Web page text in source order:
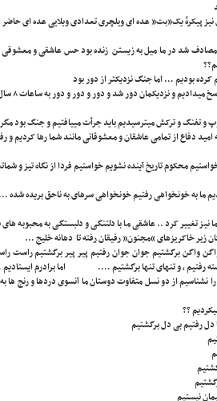
نیز پیکرهٔ یک”بت” عده ای ویلچری تعدادی ویلایی عده ای
شد در ما میل به زیستن زنده بود حس عاشقی و معشوقی
کرده بودیم … اما جنگ نزدیکتر از دور بود
جنگ
و تفنگ و ترکش میترسیدیم باید جرأت مییافتیم و جنگ بود
دفاع از تمامی عاشقان و معشوقانی مانند شما رها کردیم و
محکوم تاریخ آینده نشویم خواستیم فردا از نگاه تیز و
ما به خونخواهی رفتیم خونخواهی سرهای به ناحق بریده شده …
تغییر کرد .. عاشقی ما با دلتنگی و دلبستگی به محبوبه
زیر خاکریزهای “مجنون” رفیقان رفته تا دهانه خلیج …
واگن برگشتیم جوان جوان رفتیم پیر پیر برگشتیم راست
رفتیم ، و تنهای تنها برگشتیم …. اما برادرم
نشناسیم از دو نسل متفاوت دوستان ما آنسوی دردها و رنج
؟؟
دل رفتیم بی دل برگشتیم
نیستیم